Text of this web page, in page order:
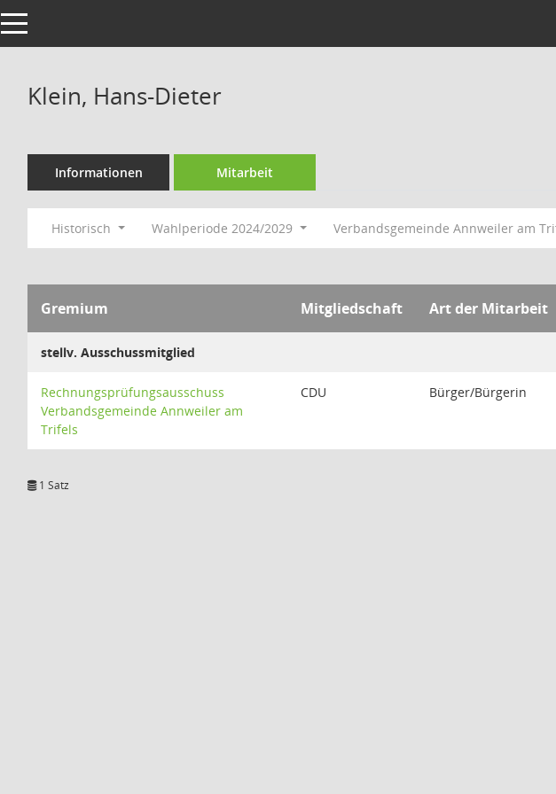
Toggle navigation
Klein, Hans-Dieter
Informationen Mitarbeit
Historisch Wahlperiode 2024/2029 Verbandsgemeinde Annweiler am
Gremium Mitgliedschaft Art der Mitarbeit
stellv. Ausschussmitglied
Rechnungsprüfungsausschuss
Verbandsgemeinde Annweiler am
Trifels
CDU Bürger/Bürgerin
1 Satz